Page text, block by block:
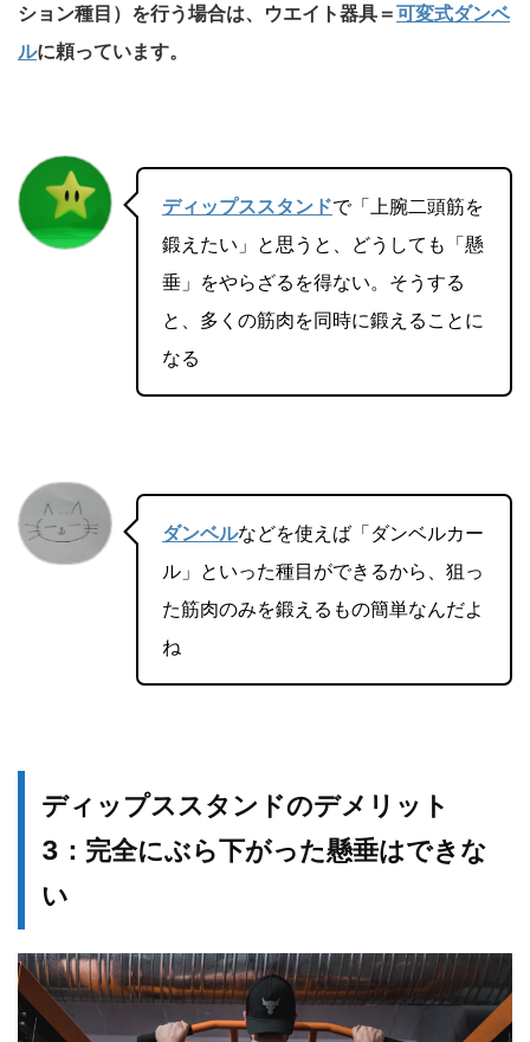
ション種目）を行う場合は、ウエイト器具＝可変式ダンベ
ルに頼っています。
ディップススタンドで「上腕二頭筋を
鍛えたい」と思うと、どうしても「懸
垂」をやらざるを得ない。そうする
と、多くの筋肉を同時に鍛えることに
なる
ダンベルなどを使えば「ダンベルカー
ル」といった種目ができるから、狙っ
た筋肉のみを鍛えるもの簡単なんだよ
ね
ディップススタンドのデメリット
3：完全にぶら下がった懸垂はできな
い